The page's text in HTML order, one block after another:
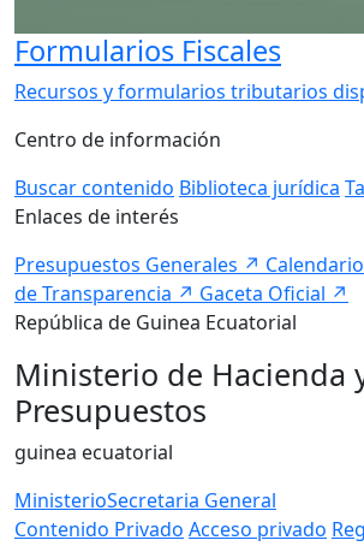
Formularios Fiscales
Recursos y formularios tributarios
Centro de información
Buscar contenido Biblioteca jurídica
Enlaces de interés
Presupuestos Generales ↗
de Transparencia ↗ Gaceta Oficial ↗
República de Guinea Ecuatorial
Ministerio de Hacienda
Presupuestos
guinea ecuatorial
MinisterioSecretaria General
Contenido Privado Acceso privado